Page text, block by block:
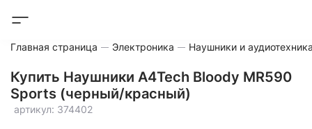
Главная страница Электроника Наушники и
Купить Наушники A4Tech Bloody MR590
Sports (черный/красный)
артикул: 374402